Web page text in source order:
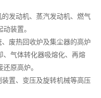
发动机、蒸汽发动机、燃气
装置。
废热回收炉及集尘器的高炉
、气体转化器吸熔化、再熔
原高炉。
置、变压及旋转机械等高压